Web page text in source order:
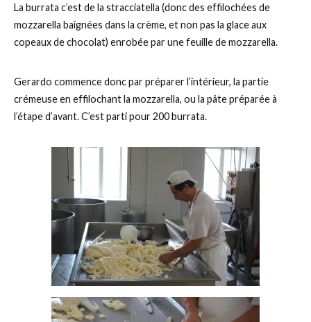
La burrata c’est de la stracciatella (donc des effilochées de
mozzarella baignées dans la crème, et non pas la glace aux
copeaux de chocolat) enrobée par une feuille de mozzarella.
Gerardo commence donc par préparer l’intérieur, la partie
crémeuse en effilochant la mozzarella, ou la pâte préparée à
l’étape d’avant. C’est parti pour 200 burrata.